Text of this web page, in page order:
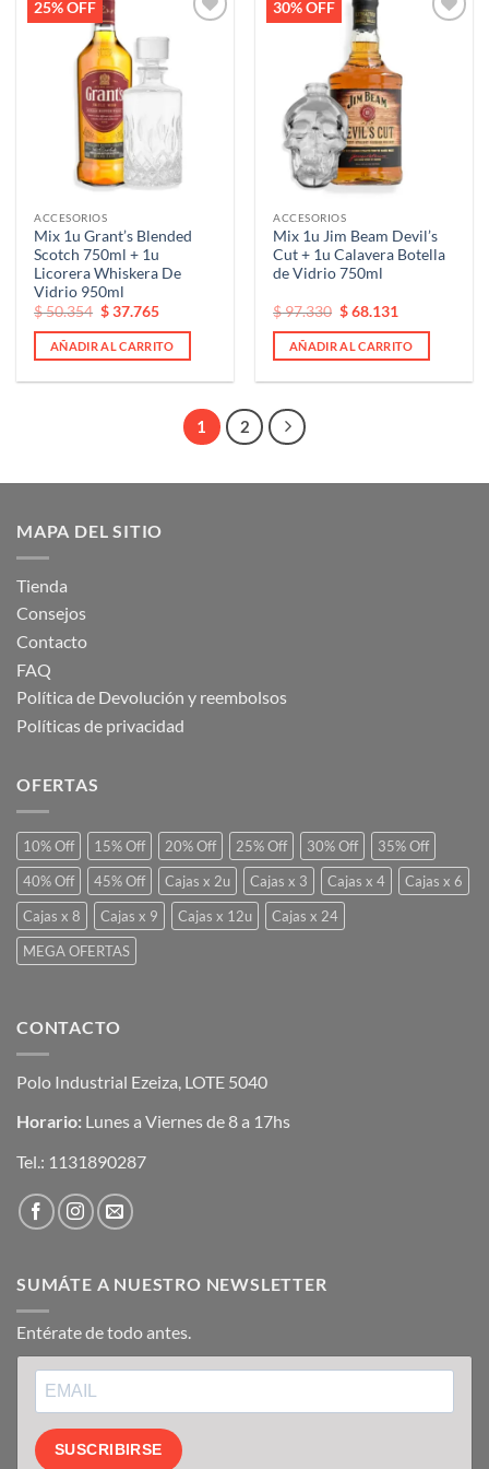
25% OFF
ACCESORIOS
Mix 1u Grant’s Blended
Scotch 750ml + 1u
Licorera Whiskera De
Vidrio 950ml
El
precio
original
era:
$50.354 El
actual
es:
$37.765
AÑADIR AL CARRITO
30% OFF
ACCESORIOS
Mix 1u Jim Beam Devil’s
Cut + 1u Calavera Botella
de Vidrio 750ml
El
precio
original
era:
$97.330 El
actual
es:
$68.131
AÑADIR AL CARRITO
1 2
MAPA DEL SITIO
Tienda
Consejos
Contacto
FAQ
Política de Devolución y reembolsos
Políticas de privacidad
OFERTAS
10% Off 15% Off 20% Off 25% Off 30% Off
35% Off
40% Off
45% Off Cajas x 2u Cajas x 3 Cajas x 4
Cajas x 6
Cajas x 8
Cajas x 9 Cajas x 12u
Cajas x 24
MEGA OFERTAS
CONTACTO
Polo Industrial Ezeiza, LOTE 5040
Horario: Lunes a Viernes de 8 a 17hs
Tel.: 1131890287
SUMÁTE A NUESTRO NEWSLETTER
Entérate de todo antes.
SUSCRIBIRSE